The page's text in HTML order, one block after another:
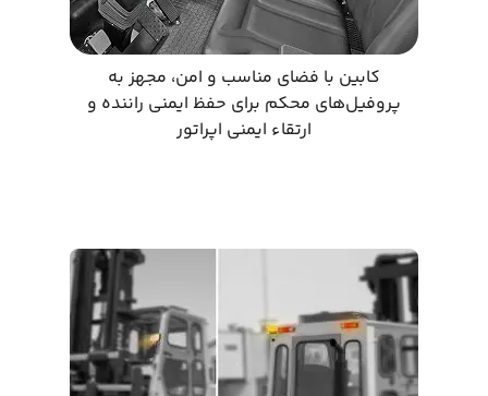
کابین با فضای مناسب و امن، مجهز به
پروفیل‌های محکم برای حفظ ایمنی راننده و
ارتقاء ایمنی اپراتور